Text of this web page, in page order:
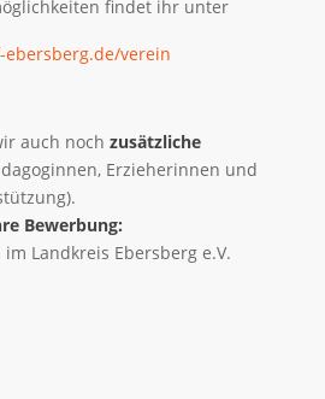
findet ihr unter
verein
auch noch zusätzliche
Erzieherinnen und
Bewerbung:
Landkreis Ebersberg e.V.